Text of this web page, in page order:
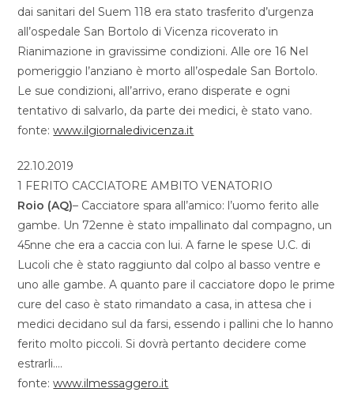
dai sanitari del Suem 118 era stato trasferito d’urgenza
all’ospedale San Bortolo di Vicenza ricoverato in
Rianimazione in gravissime condizioni. Alle ore 16 Nel
pomeriggio l’anziano è morto all’ospedale San Bortolo.
Le sue condizioni, all’arrivo, erano disperate e ogni
tentativo di salvarlo, da parte dei medici, è stato vano.
fonte:www.ilgiornaledivicenza.it
22.10.2019
1 FERITO CACCIATORE AMBITO VENATORIO
Roio (AQ)– Cacciatore spara all’amico: l’uomo ferito alle
gambe. Un 72enne è stato impallinato dal compagno, un
45nne che era a caccia con lui. A farne le spese U.C. di
Lucoli che è stato raggiunto dal colpo al basso ventre e
uno alle gambe. A quanto pare il cacciatore dopo le prime
cure del caso è stato rimandato a casa, in attesa che i
medici decidano sul da farsi, essendo i pallini che lo hanno
ferito molto piccoli. Si dovrà pertanto decidere come
estrarli….
fonte:www.ilmessaggero.it